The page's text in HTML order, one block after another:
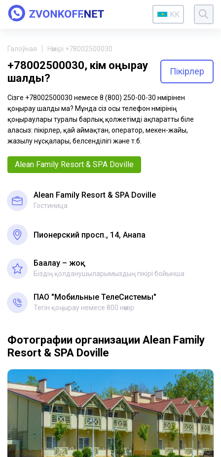
KK
Галоўная Нөмірі +78002500030
+78002500030, кім қоңырау
шалды?
Пікірлер
Сізге +78002500030 немесе 8 (800) 250-00-30 нөмірінен
қоңырау шалды ма? Мұнда сіз осы телефон нөмірінің
қоңыраулары туралы барлық қолжетімді ақпаратты біле
аласыз: пікірлер, қай аймақтан, оператор, мекен-жайы,
жазылу нұсқалары, белсенділігі және т.б.
Alean Family Resort & SPA Doville
Alean Family Resort & SPA Doville
Гостиница
Пионерский просп., 14, Анапа
Бағалау – жоқ
Біздің қолданушыларымыздың пікірі бойынша
ПАО "Мобильные ТелеСистемы"
Тегін қоңырау немесе 800 нөмір
Фотографии организации Alean Family
Resort & SPA Doville